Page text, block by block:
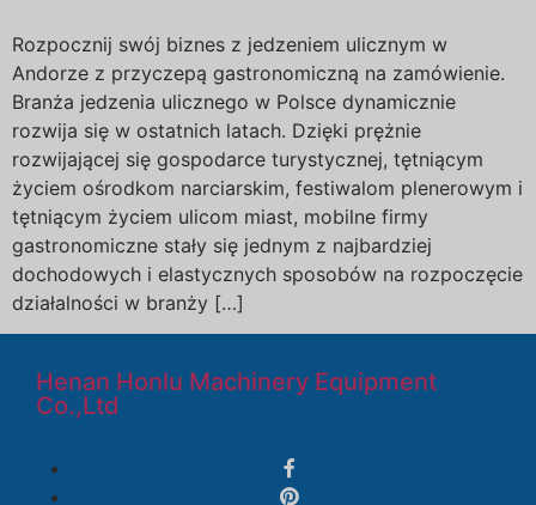
Rozpocznij swój biznes z jedzeniem ulicznym w
Andorze z przyczepą gastronomiczną na zamówienie.
Branża jedzenia ulicznego w Polsce dynamicznie
rozwija się w ostatnich latach. Dzięki prężnie
rozwijającej się gospodarce turystycznej, tętniącym
życiem ośrodkom narciarskim, festiwalom plenerowym i
tętniącym życiem ulicom miast, mobilne firmy
gastronomiczne stały się jednym z najbardziej
dochodowych i elastycznych sposobów na rozpoczęcie
działalności w branży […]
Henan Honlu Machinery Equipment
Co.,Ltd